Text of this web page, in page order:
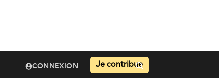
CONNEXION Je contribue